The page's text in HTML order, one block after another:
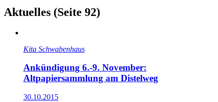
Aktuelles (Seite 92)
Kita Schwabenhaus
Ankündigung 6.-9. November:
Altpapiersammlung am Distelweg
30.10.2015